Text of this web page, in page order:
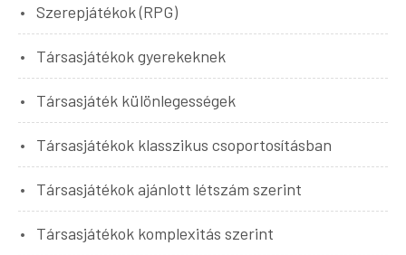
Szerepjátékok (RPG)
Társasjátékok gyerekeknek
Társasjáték különlegességek
Társasjátékok klasszikus csoportosításban
Társasjátékok ajánlott létszám szerint
Társasjátékok komplexitás szerint